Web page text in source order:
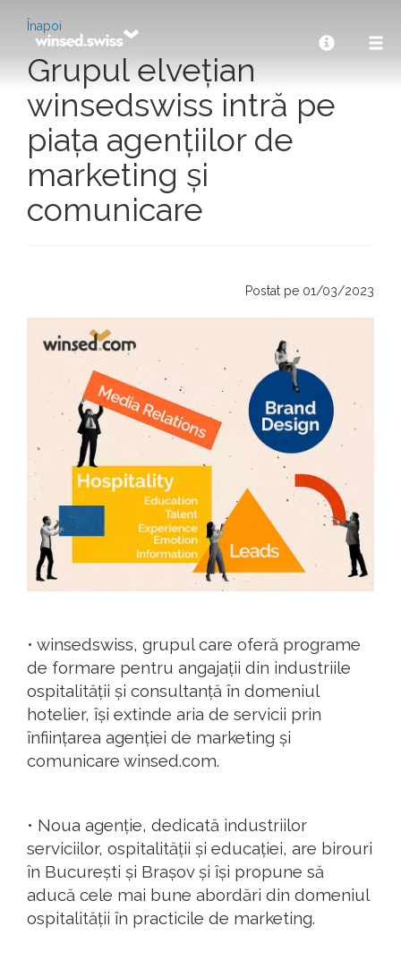
Înapoi
Grupul elvețian
winsedswiss intră pe
piața agențiilor de
marketing și
comunicare
Postat pe 01/03/2023
• winsedswiss, grupul care oferă programe
de formare pentru angajații din industriile
ospitalității și consultanță în domeniul
hotelier, își extinde aria de servicii prin
înființarea agenției de marketing și
comunicare winsed.com.
• Noua agenție, dedicată industriilor
serviciilor, ospitalității și educației, are birouri
în București și Brașov și își propune să
aducă cele mai bune abordări din domeniul
ospitalității în practicile de marketing.